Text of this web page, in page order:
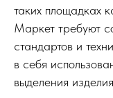
таких площадках
Маркет требуют
стандартов и
в себя
выделения